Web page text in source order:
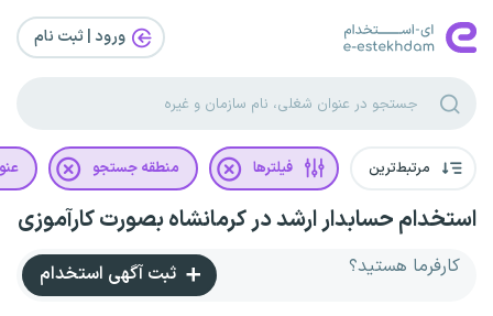
ورود | ثبت‌ نام
مرتبط‌ترین فیلترها منطقه جستجو
استخدام حسابدار ارشد در کرمانشاه بصورت کارآموزی
کارفرما هستید؟ ثبت آگهی استخدام